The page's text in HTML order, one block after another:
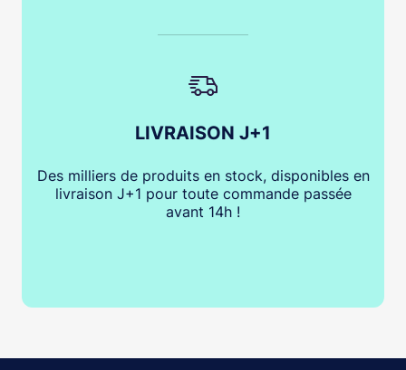
LIVRAISON J+1
Des milliers de produits en stock, disponibles en
livraison J+1 pour toute commande passée
avant 14h !